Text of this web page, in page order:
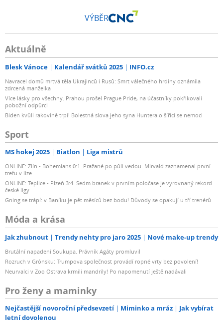
VÝBĚR
Aktuálně
Blesk Vánoce Kalendář svátků 2025 INFO.cz
Navracel domů mrtvá těla Ukrajinců i Rusů: Smrt válečného hrdiny oznámila
zdrcená manželka
Více lásky pro všechny. Prahou prošel Prague Pride, na účastníky pokřikovali
pobožní odpůrci
Biden kvůli rakovině trpí! Bolestná slova jeho syna Huntera o šířící se nemoci
Sport
MS hokej 2025 Biatlon Liga mistrů
ONLINE: Zlín - Bohemians 0:1. Pražané po půli vedou. Mirvald zaznamenal první
trefu v lize
ONLINE: Teplice - Plzeň 3:4. Sedm branek v prvním poločase je vyrovnaný rekord
české ligy
Gning se trápí: v Baníku je pět měsíců bez bodu! Důvody se opakují u tří trenérů
Móda a krása
Jak zhubnout Trendy nehty pro jaro 2025 Nové make-up trendy
Brutální napadení Soukupa. Právník Agáty promluvil
Rozruch v Grónsku: Trumpova společnost provádí ropné vrty bez povolení!
Neurvalci v Zoo Ostrava krmili mandrily! Po napomenutí ještě nadávali
Pro ženy a maminky
Nejčastější novoroční předsevzetí Miminko a mráz
Jak vybírat
letní dovolenou